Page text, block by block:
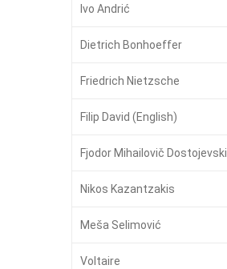
Ivo Andrić
Dietrich Bonhoeffer
Friedrich Nietzsche
Filip David (English)
Fjodor Mihailovič Dostojevski
Nikos Kazantzakis
Meša Selimović
Voltaire